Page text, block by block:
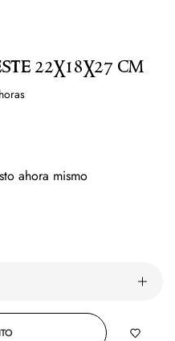
22X18X27 cm
horas
ahora mismo